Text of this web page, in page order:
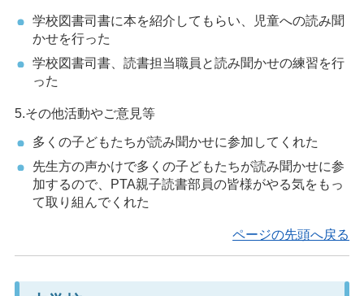
学校図書司書に本を紹介してもらい、児童への読み聞
かせを行った
学校図書司書、読書担当職員と読み聞かせの練習を行
った
5.その他活動やご意見等
多くの子どもたちが読み聞かせに参加してくれた
先生方の声かけで多くの子どもたちが読み聞かせに参
加するので、PTA親子読書部員の皆様がやる気をもっ
て取り組んでくれた
ページの先頭へ戻る